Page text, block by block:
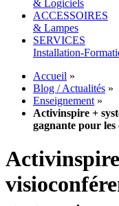
& Logiciels
ACCESSOIRES
& Lampes
SERVICES
Installation-
Accueil »
Blog / Actualités »
Enseignement »
Activinspire +
gagnante pour les